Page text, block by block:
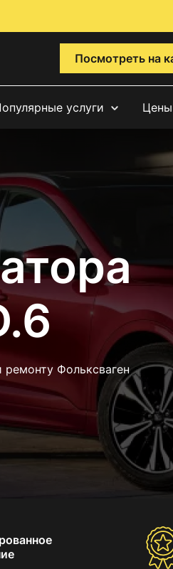
Посмотреть на
услуги Цены
Фольксваген